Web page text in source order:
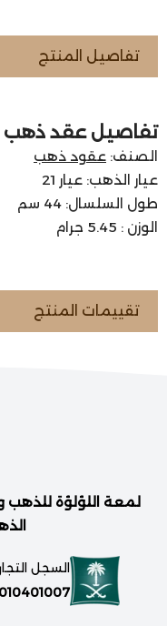
تفاصيل المنتج
تفاصيل عقد ذهب
الصنف: عقود ذهب
عيار الذهب: عيار 21
طول السلسال: 44 سم
الوزن : 5.45 جرام
تقييمات المنتج
لمعة اللؤلؤة للذهب
السجل